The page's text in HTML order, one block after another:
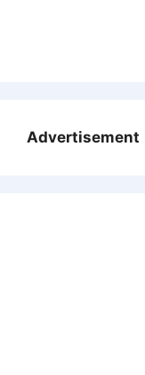
Advertisement